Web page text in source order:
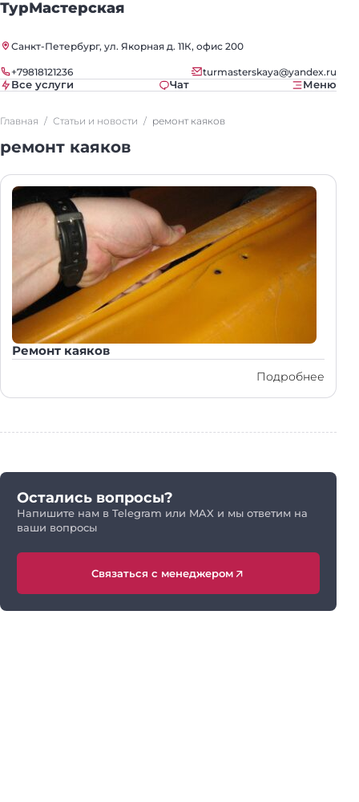
ТурМастерская
Санкт-Петербург, ул. Якорная д. 11К, офис 200
+79818121236 turmasterskaya@yandex.ru
Все услуги Чат Меню
Главная Статьи и новости ремонт каяков
ремонт каяков
Ремонт каяков
Подробнее
Остались вопросы?
Напишите нам в Telegram или MAX и мы ответим на
ваши вопросы
Связаться с менеджером